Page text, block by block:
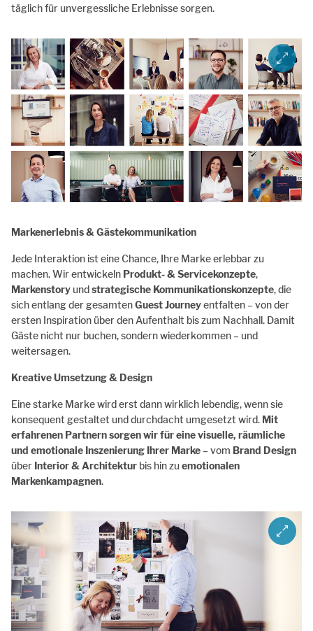
täglich für unvergessliche Erlebnisse sorgen.
ZOOM
Markenerlebnis & Gästekommunikation
Jede Interaktion ist eine Chance, Ihre Marke erlebbar zu
machen. Wir entwickeln Produkt- & Servicekonzepte,
Markenstory undstrategische Kommunikationskonzepte, die
sich entlang der gesamtenGuest Journeyentfalten – von der
ersten Inspiration über den Aufenthalt bis zum Nachhall. Damit
Gäste nicht nur buchen, sondern wiederkommen – und
weitersagen.
Kreative Umsetzung & Design
Eine starke Marke wird erst dann wirklich lebendig, wenn sie
konsequent gestaltet und durchdacht umgesetzt wird. Mit
erfahrenen Partnern sorgen wir für eine visuelle, räumliche
und emotionale Inszenierung Ihrer Marke– vom Brand Design
über Interior & Architektur bis hin zuemotionalen
Markenkampagnen.
ZOOM